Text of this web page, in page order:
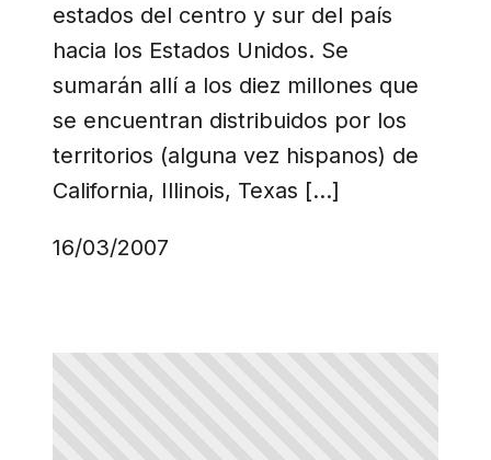
estados del centro y sur del país
hacia los Estados Unidos. Se
sumarán allí a los diez millones que
se encuentran distribuidos por los
territorios (alguna vez hispanos) de
California, Illinois, Texas […]
16/03/2007